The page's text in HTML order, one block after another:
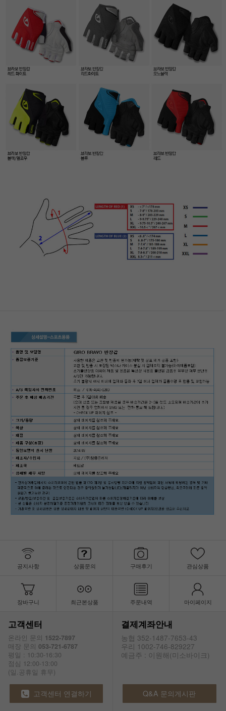
공지사항 상품문의 구매후기 관심상품
장바구니 최근본상품 주문내역 마이페이지
고객센터
온라인 문의 1522-7897
매장 문의 053-721-6787
평일 : 10:30-16:30
점심 12:00-13:00
(일.공휴일 휴무)
결제계좌안내
농협 352-1487-7653-43
우리 1002-746-829227
예금주 : 이원해(미소바이크)
고객센터 연결하기 Q&A 문의게시판